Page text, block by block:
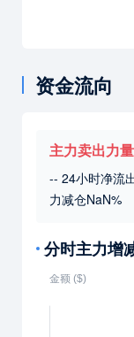
资金流向
主力卖出力量
-- 24小时净流
力减仓NaN%
分时主力增